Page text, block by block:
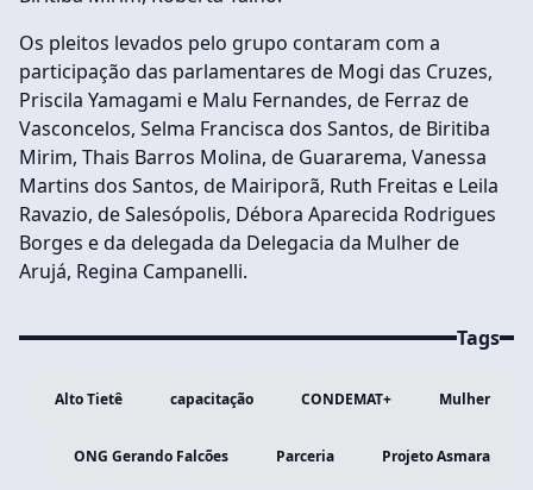
Os pleitos levados pelo grupo contaram com a
participação das parlamentares de Mogi das Cruzes,
Priscila Yamagami e Malu Fernandes, de Ferraz de
Vasconcelos, Selma Francisca dos Santos, de Biritiba
Mirim, Thais Barros Molina, de Guararema, Vanessa
Martins dos Santos, de Mairiporã, Ruth Freitas e Leila
Ravazio, de Salesópolis, Débora Aparecida Rodrigues
Borges e da delegada da Delegacia da Mulher de
Arujá, Regina Campanelli.
Tags
Alto Tietê capacitação CONDEMAT+ Mulher
ONG Gerando Falcões Parceria Projeto Asmara